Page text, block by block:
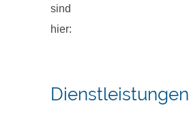
sind
hier:
Dienstleistungen